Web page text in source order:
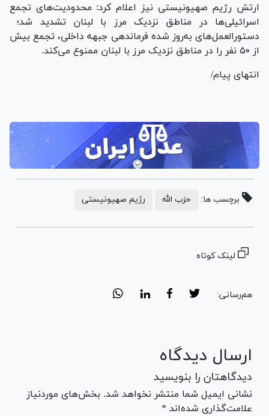
ارتش رژیم صهیونیستی نیز اعلام کرد: محدودیت‌های تجمع
اسرائیلی‌ها در مناطق نزدیک مرز با لبنان تشدید شد؛
دستورالعمل‌های به‌روز شده فرماندهی جبهه داخلی، تجمع بیش
از ۵۰ نفر را در مناطق نزدیک مرز با لبنان ممنوع می‌کند.
انتهای پیام/
برچسب ها: حزب الله رژیم صهیونیستی
لینک کوتاه
هم‌رسانی:
ارسال دیدگاه
دیدگاهتان را بنویسید
نشانی ایمیل شما منتشر نخواهد شد. بخش‌های موردنیاز
علامت‌گذاری شده‌اند *